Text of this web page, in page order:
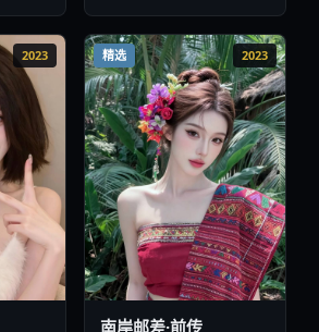
2023 精选 2023
南岸邮差·前传